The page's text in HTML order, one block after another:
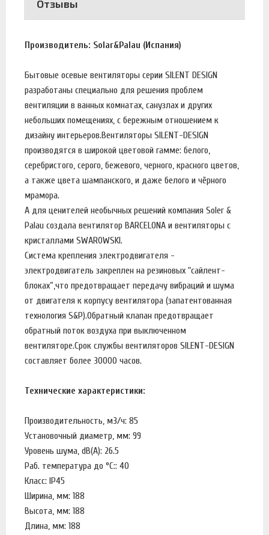
Отзывы
Производитель: Solar&Palau (Испания)
Бытовые осевые вентиляторы серии SILENT DESIGN
разработаны специально для решения проблем
вентиляции в ванных комнатах, санузлах и других
небольших помещениях, с бережным отношением к
дизайну интерьеров.Вентиляторы SILENT-DESIGN
производятся в широкой цветовой гамме: белого,
серебристого, серого, бежевого, черного, красного цветов,
а также цвета шампанского, и даже белого и чёрного
мрамора.
А для ценителей необычных решений компания Soler &
Palau создала вентилятор BARCELONA и вентиляторы с
кристаллами SWAROWSKI.
Система крепления электродвигателя -
электродвигатель закреплен на резиновых “сайлент-
блоках”,что предотвращает передачу вибраций и шума
от двигателя к корпусу вентилятора (запатентованная
технология S&P).Обратный клапан предотвращает
обратный поток воздуха при выключенном
вентиляторе.Срок службы вентиляторов SILENT-DESIGN
составляет более 30000 часов.
Технические характеристики:
Производительность, м3/ч: 85
Установочный диаметр, мм: 99
Уровень шума, dB(A): 26.5
Раб. температура до °С:: 40
Класс: IP45
Ширина, мм: 188
Высота, мм: 188
Длина, мм: 188